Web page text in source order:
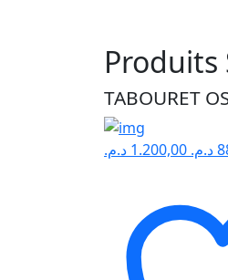
Produits
TABOURET
1.200,00 د.م. د.م.